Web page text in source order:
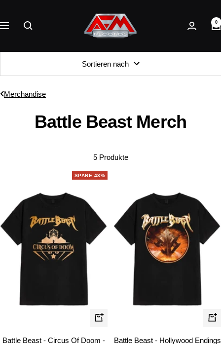
Inhalt
Navigation
AFM
Records
0
Sortieren nach
Merchandise
Battle Beast Merch
5 Produkte
SPARE 43%
Schnellansicht
Battle Beast - Circus Of Doom -
Battle Beast - Hollywood Endings